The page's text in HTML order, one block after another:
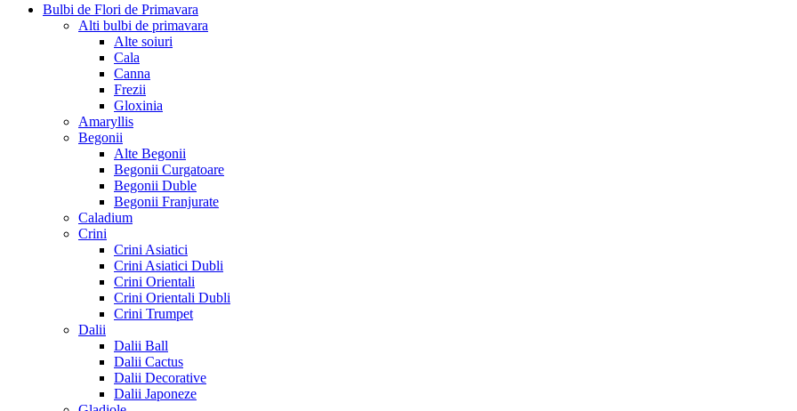
Bulbi de Flori de Primavara
Alti bulbi de primavara
Alte soiuri
Cala
Canna
Frezii
Gloxinia
Amaryllis
Begonii
Alte Begonii
Begonii Curgatoare
Begonii Duble
Begonii Franjurate
Caladium
Crini
Crini Asiatici
Crini Asiatici Dubli
Crini Orientali
Crini Orientali Dubli
Crini Trumpet
Dalii
Dalii Ball
Dalii Cactus
Dalii Decorative
Dalii Japoneze